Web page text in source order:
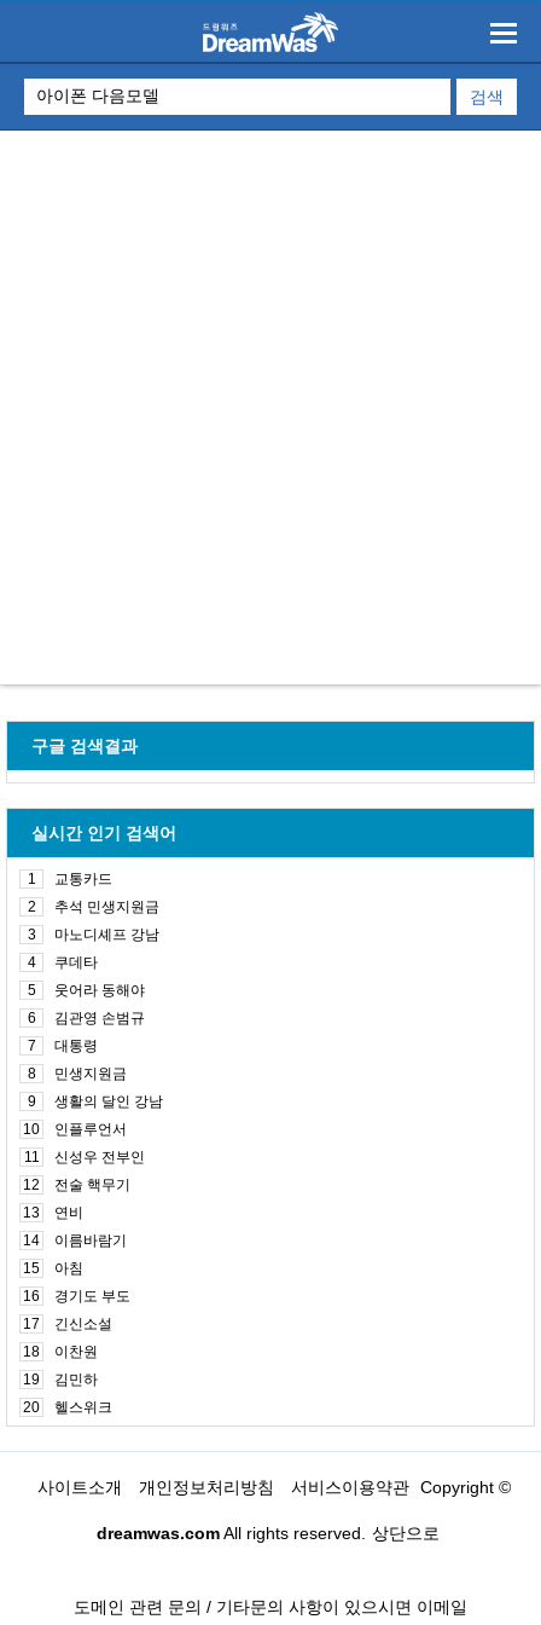
구글 검색결과
실시간 인기 검색어
1
교통카드
2
추석 민생지원금
3
마노디셰프 강남
4
쿠데타
5
웃어라 동해야
6
김관영 손범규
7
대통령
8
민생지원금
9
생활의 달인 강남
10
인플루언서
11
신성우 전부인
12
전술 핵무기
13
연비
14
이름바람기
15
아침
16
경기도 부도
17
긴신소설
18
이찬원
19
김민하
20
헬스위크
사이트소개 개인정보처리방침 서비스이용약관 Copyright ©
dreamwas.comAll rights reserved. 상단으로
도메인 관련 문의 / 기타문의 사항이 있으시면 이메일